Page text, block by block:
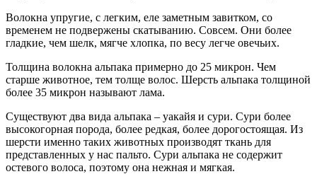
Волокна упругие, с легким, еле заметным завитком, со
временем не подвержены скатыванию. Совсем. Они более
гладкие, чем шелк, мягче хлопка, по весу легче овечьих.
Толщина волокна альпака примерно до 25 микрон. Чем
старше животное, тем толще волос. Шерсть альпака толщиной
более 35 микрон называют лама.
Существуют два вида альпака – уакайя и сури. Сури более
высокогорная порода, более редкая, более дорогостоящая. Из
шерсти именно таких животных производят ткань для
представленных у нас пальто. Сури альпака не содержит
остевого волоса, поэтому она нежная и мягкая.